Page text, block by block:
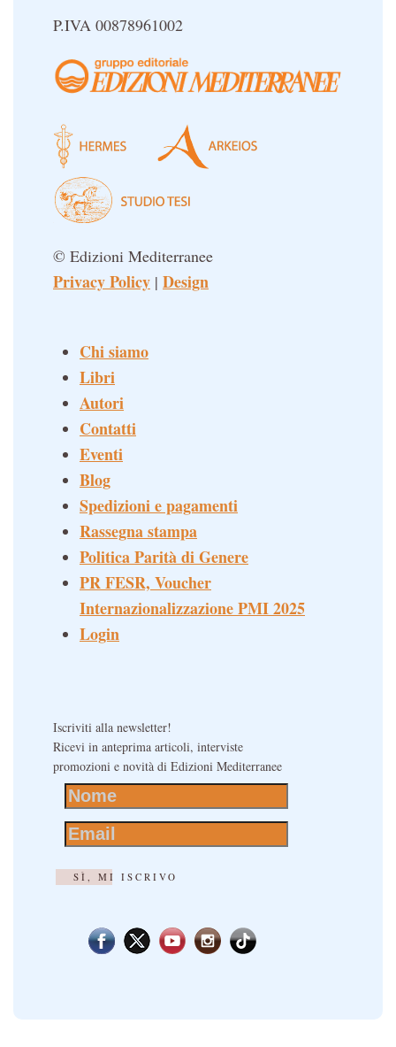
P.IVA 00878961002
© Edizioni Mediterranee
Privacy Policy | Design
Chi siamo
Libri
Autori
Contatti
Eventi
Blog
Spedizioni e pagamenti
Rassegna stampa
Politica Parità di Genere
PR FESR, Voucher
Internazionalizzazione PMI 2025
Login
Iscriviti alla newsletter!
Ricevi in anteprima articoli, interviste
promozioni e novità di Edizioni Mediterranee
SÌ, MI ISCRIVO